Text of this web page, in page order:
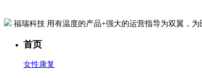
福瑞科技 用有温度的产品+强大的运营指导为双翼，
首页
女性康复